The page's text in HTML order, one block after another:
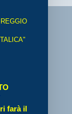
farà il